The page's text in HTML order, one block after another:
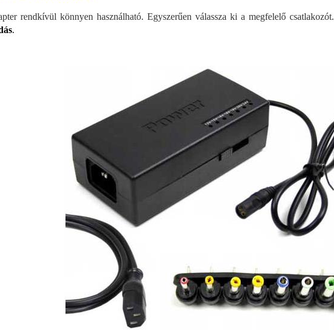
rendkívül könnyen használható. Egyszerűen válassza ki a megfelelő csatlakozót.
.